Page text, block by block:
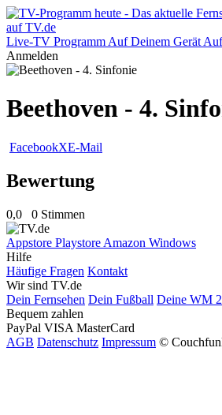
Live-TV Programm Auf Deinem Gerät
Anmelden
Beethoven - 4.
FacebookXE-Mail
Bewertung
0,0 0 Stimmen
Appstore Playstore Amazon Windows
Hilfe
Häufige Fragen Kontakt
Wir sind TV.de
Dein Fernsehen Dein Fußball Deine WM
Bequem zahlen
PayPal VISA MasterCard
AGB Datenschutz Impressum ©